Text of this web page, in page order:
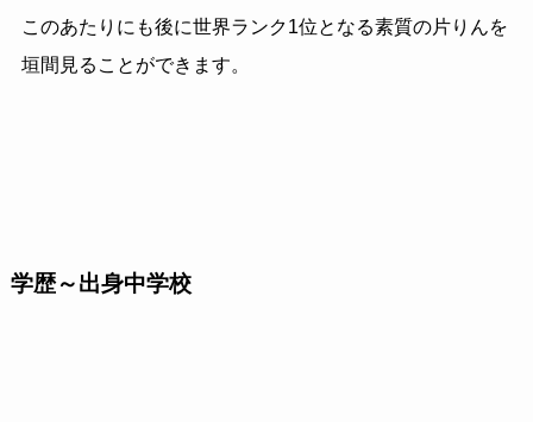
このあたりにも後に世界ランク1位となる素質の片りんを
垣間見ることができます。
学歴～出身中学校